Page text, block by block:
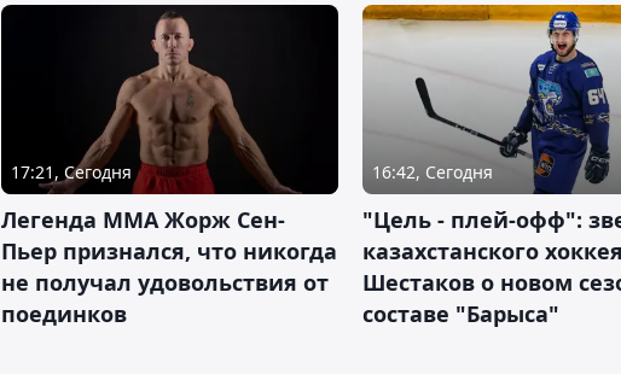
17:21, Сегодня
Легенда ММА Жорж Сен-
Пьер признался, что никогда
не получал удовольствия от
поединков
16:42, Сегодня
"Цель - плей-офф":
казахстанского
Шестаков о новом
составе "Барыса"